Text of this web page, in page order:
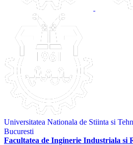
Universitatea Nationala de Stiinta si
Bucuresti
Facultatea de Inginerie Industriala si